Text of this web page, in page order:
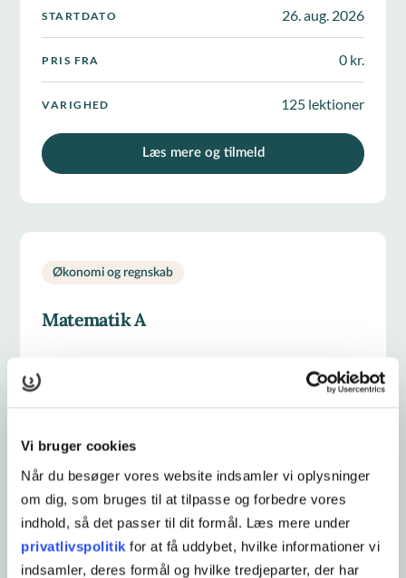
Vi bruger cookies
Når du besøger vores website indsamler vi oplysninger
om dig, som bruges til at tilpasse og forbedre vores
indhold, så det passer til dit formål. Læs mere under
privatlivspolitik for at få uddybet, hvilke informationer vi
indsamler, deres formål og hvilke tredjeparter, der har
STARTDATO 26. aug. 2026
PRIS FRA 0 kr.
VARIGHED 125 lektioner
Læs mere og tilmeld
Økonomi og regnskab
Matematik A
Er på vej
VARIGHED 125 lektioner
Læs mere og tilmeld